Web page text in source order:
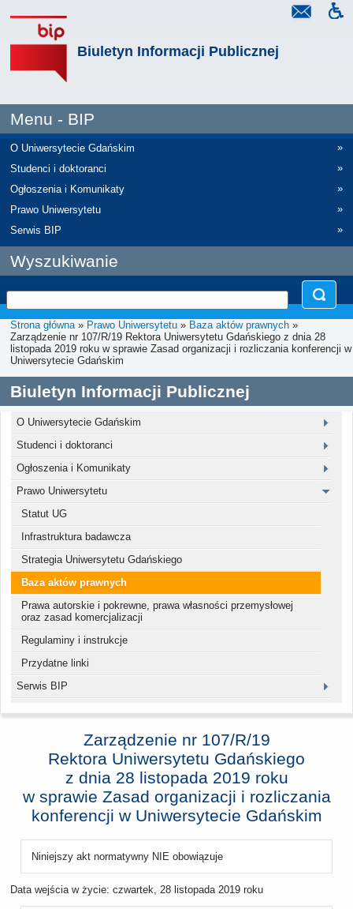
Biuletyn Informacji Publicznej
Menu - BIP
O Uniwersytecie Gdańskim
»
Studenci i doktoranci
»
Ogłoszenia i Komunikaty
»
Prawo Uniwersytetu
»
Serwis BIP
»
Wyszukiwanie
Strona główna» Prawo Uniwersytetu » Baza aktów prawnych »
Zarządzenie nr 107/R/19 Rektora Uniwersytetu Gdańskiego z dnia 28
listopada 2019 roku w sprawie Zasad organizacji i rozliczania konferencji w
Uniwersytecie Gdańskim
Biuletyn Informacji Publicznej
O Uniwersytecie Gdańskim
Studenci i doktoranci
Ogłoszenia i Komunikaty
Prawo Uniwersytetu
Statut UG
Infrastruktura badawcza
Strategia Uniwersytetu Gdańskiego
Baza aktów prawnych
Prawa autorskie i pokrewne, prawa własności przemysłowej
oraz zasad komercjalizacji
Regulaminy i instrukcje
Przydatne linki
Serwis BIP
Zarządzenie nr 107/R/19
Rektora Uniwersytetu Gdańskiego
z dnia 28 listopada 2019 roku
w sprawie Zasad organizacji i rozliczania
konferencji w Uniwersytecie Gdańskim
Niniejszy akt normatywny NIE obowiązuje
Data wejścia w życie: czwartek, 28 listopada 2019 roku